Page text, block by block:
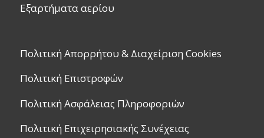
Εξαρτήματα αερίου
Πολιτική Απορρήτου & Διαχείριση Cookies
Πολιτική Επιστροφών
Πολιτική Ασφάλειας Πληροφοριών
Πολιτική Επιχειρησιακής Συνέχειας